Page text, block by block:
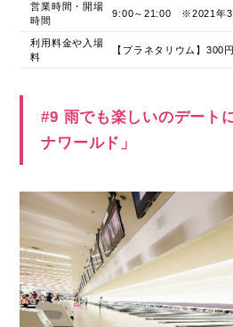
営業時間・開場
時間
9:00～21:00 ※2021年3
利用料金や入場
料
【プラネタリウム】
#9 雨でも楽しいのデート
ナワールド」